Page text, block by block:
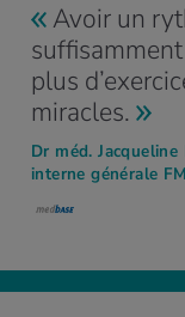
Avoir un
plus
miracles.
Dr méd.
interne générale